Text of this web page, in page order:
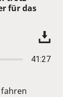
für das
41:27